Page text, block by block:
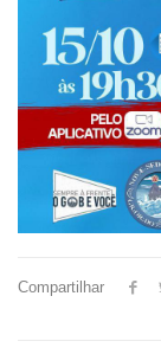
Compartilhar